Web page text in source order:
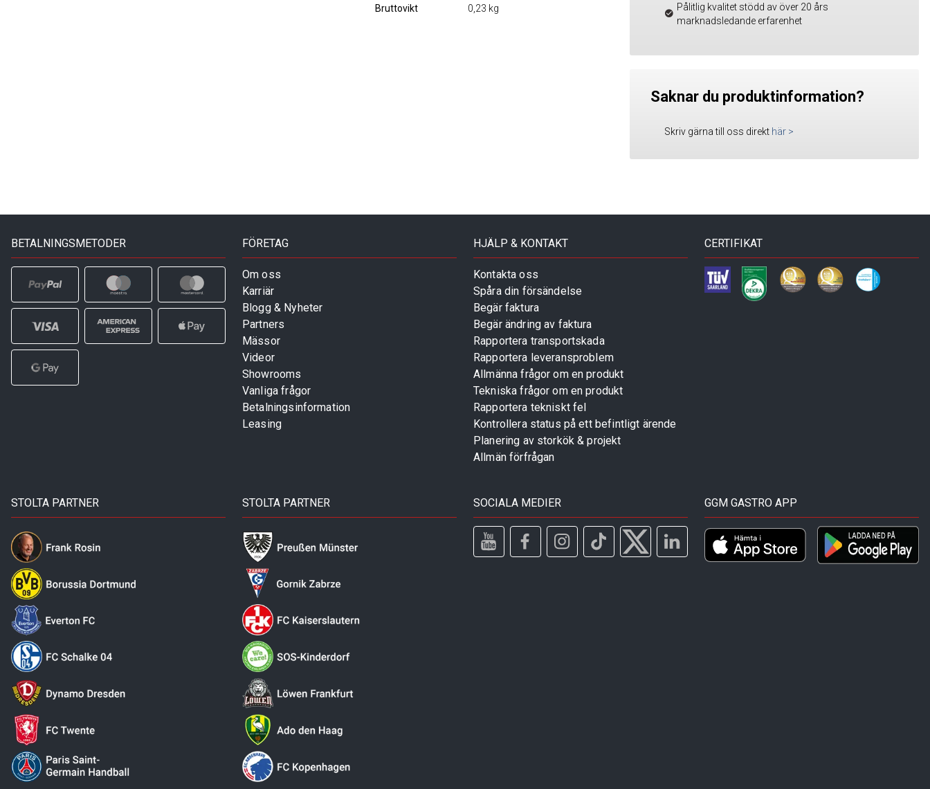
Bruttovikt 0,23 kg
Pålitlig kvalitet stödd av över 20 års
marknadsledande erfarenhet
Saknar du produktinformation?
Skriv gärna till oss direkt här >
BETALNINGSMETODER FÖRETAG
Om oss
Karriär
Blogg & Nyheter
Partners
Mässor
Videor
Showrooms
Vanliga frågor
Betalningsinformation
Leasing
HJÄLP & KONTAKT
Kontakta oss
Spåra din försändelse
Begär faktura
Begär ändring av faktura
Rapportera transportskada
Rapportera leveransproblem
Allmänna frågor om en produkt
Tekniska frågor om en produkt
Rapportera tekniskt fel
Kontrollera status på ett befintligt ärende
Planering av storkök & projekt
Allmän förfrågan
CERTIFIKAT
STOLTA PARTNER STOLTA PARTNER SOCIALA MEDIER GGM GASTRO APP